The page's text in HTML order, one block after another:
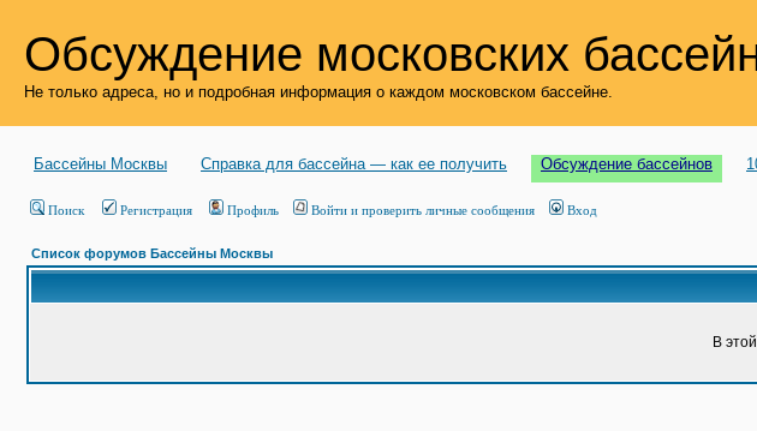
Обсуждение московских
Не только адреса, но и подробная информация о каждом московском бассейне.
Бассейны Москвы Справка для бассейна — как ее получить Обсуждение бассейнов
Поиск Регистрация Профиль Войти и проверить личные сообщения Вход
Список форумов Бассейны Москвы
В